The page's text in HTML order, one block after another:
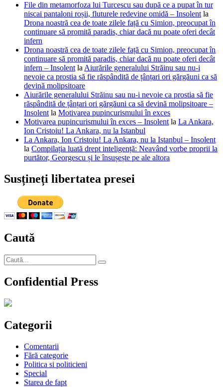
File din metamorfoza lui Turcescu sau după ce a pupat în tur
niscai pantaloni roșii, fluturele redevine omidă – Insolent la
Drona noastră cea de toate zilele față cu Simion, preocupat în
continuare să promită paradis, chiar dacă nu poate oferi decât
infern
Drona noastră cea de toate zilele față cu Simion, preocupat în
continuare să promită paradis, chiar dacă nu poate oferi decât
infern – Insolent la Aiurările generalului Străinu sau nu-i
nevoie ca prostia să fie răspândită de țânțari ori gărgăuni ca să
devină molipsitoare
Aiurările generalului Străinu sau nu-i nevoie ca prostia să fie
răspândită de țânțari ori gărgăuni ca să devină molipsitoare –
Insolent la Motivarea pupincurismului în exces
Motivarea pupincurismului în exces – Insolent la La Ankara,
Ion Cristoiu! La Ankara, nu la Istanbul
La Ankara, Ion Cristoiu! La Ankara, nu la Istanbul – Insolent
la Compilația luată drept inteligență: Neavând vorbe proprii la
purtător, Georgescu și le însușește pe ale altora
Susțineți libertatea presei
Caută
Caută
după:
Căutare
Confidential Press
Categorii
Comentarii
Fără categorie
Politica si politicieni
Special
Starea de fapt